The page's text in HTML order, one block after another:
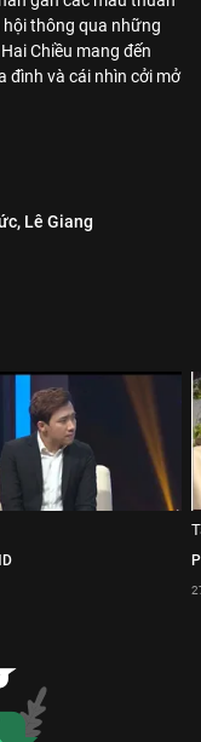
thông qua những
Chiều mang đến
đình và cái nhìn cởi mở
Lê Giang
P